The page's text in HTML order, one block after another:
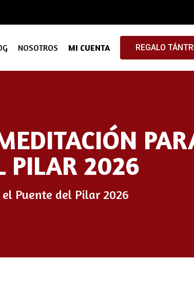
NOSOTROS MI CUENTA REGALO
PILAR 2026
Puente del Pilar 2026